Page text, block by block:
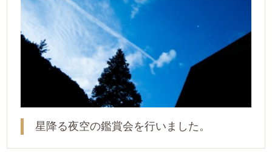
星降る夜空の鑑賞会を行いました。